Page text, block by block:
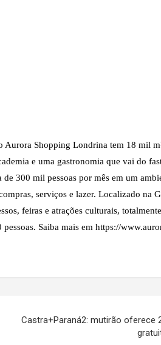
Shopping Londrina tem 18 mil
e uma gastronomia que vai do
300 mil pessoas por mês em um
serviços e lazer. Localizado na
feiras e atrações culturais,
Saiba mais em https://
Castra+Paraná2: mutirão oferece